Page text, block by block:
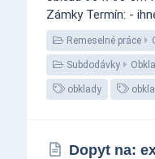
Zámky Termín: -
Remeselné práce
Subdodávky
obklady
Dopyt na: